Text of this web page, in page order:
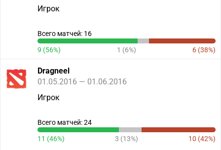
Игрок
Всего матчей: 16
9 (56%) 1 (6%) 6 (38%)
Dragneel
01.05.2016 — 01.06.2016
Игрок
Всего матчей: 24
11 (46%) 3 (13%) 10 (42%)